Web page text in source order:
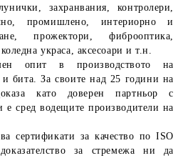
захранвания, контролери,
промишлено, интериорно и
прожектори, фиброоптика,
украса, аксесоари и т.н.
опит в производството на
и бита. За своите над 25 години на
като доверен партньор с
е сред водещите производители на
сертификати за качество по ISO
за стремежа ни да